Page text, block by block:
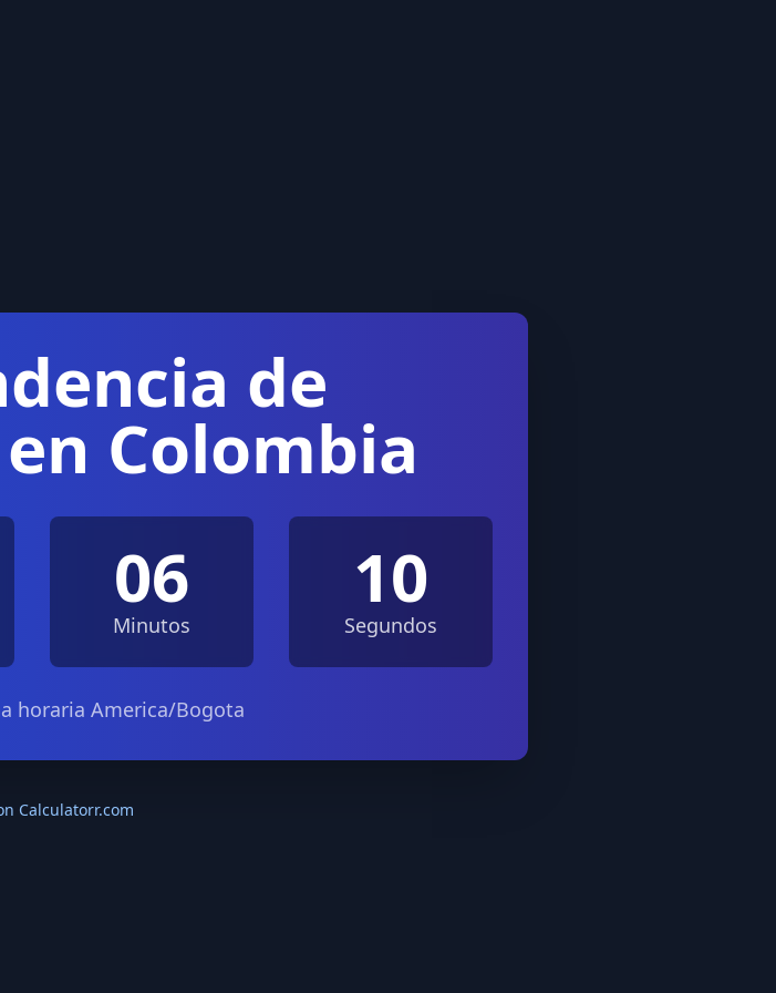
de
Colombia
06
Minutos
10
Segundos
horaria America/Bogota
Calculatorr.com